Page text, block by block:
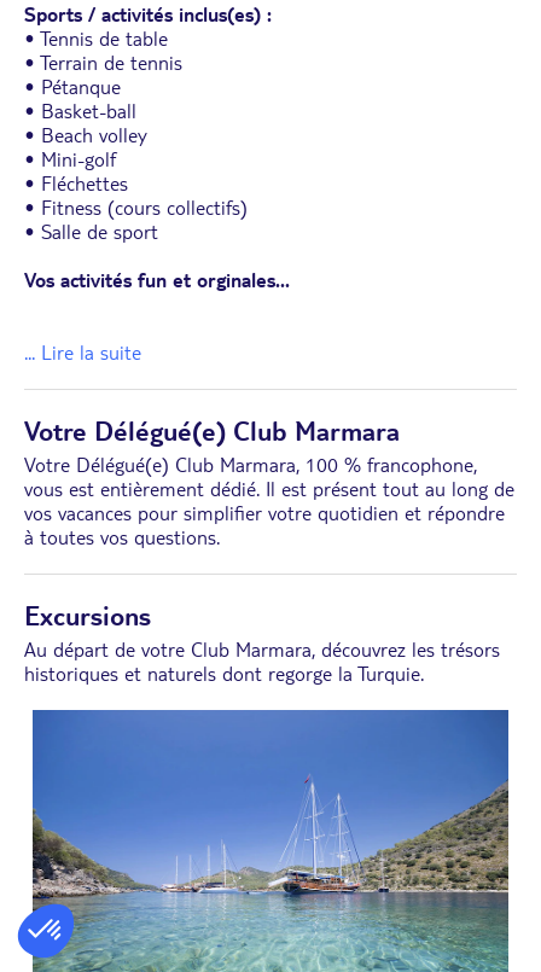
Sports / activités inclus(es) :
• Tennis de table
• Terrain de tennis
• Pétanque
• Basket-ball
• Beach volley
• Mini-golf
• Fléchettes
• Fitness (cours collectifs)
• Salle de sport
Vos activités fun et orginales...
... Lire la suite
Votre Délégué(e) Club Marmara
Votre Délégué(e) Club Marmara, 100 % francophone,
vous est entièrement dédié. Il est présent tout au long de
vos vacances pour simplifier votre quotidien et répondre
à toutes vos questions.
Excursions
Au départ de votre Club Marmara, découvrez les trésors
historiques et naturels dont regorge la Turquie.